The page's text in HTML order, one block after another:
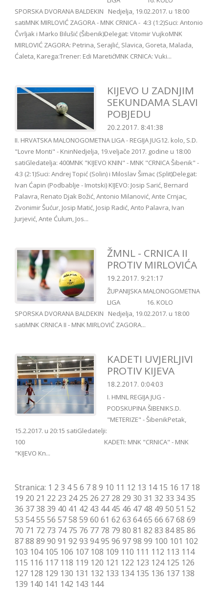
SPORSKA DVORANA BALDEKIN Nedjelja, 19.02.2017. u 18:00
satiMNK MIRLOVIĆ ZAGORA - MNK CRNICA - 4:3 (1:2)Suci: Antonio
Čvrljak i Marko Bilušić (Šibenik)Delegat: Vitomir VujkoMNK
MIRLOVIĆ ZAGORA: Petrina, Serajlić, Slavica, Goreta, Malada,
Ćaleta, Karega:Trener: Edi MaretićMNK CRNICA: Vuki...
KIJEVO U ZADNJIM
SEKUNDAMA SLAVI
POBJEDU
20.2.2017. 8:41:38
II. HRVATSKA MALONOGOMETNA LIGA - REGIJA JUG12. kolo, S.D.
"Lovre Monti" - KninNedjelja, 19.veljače 2017. godine u 18:00
satiGledatelja: 400MNK "KIJEVO KNIN" - MNK "CRNICA Šibenik" -
4:3 (2:1)Suci: Andrej Topić (Solin) i Miloslav Šimac (Split)Delegat:
Ivan Ćapin (Podbablje - Imotski) KIJEVO: Josip Sarić, Bernard
Palavra, Renato Djak Božić, Antonio Milanović, Ante Crnjac,
Zvonimir Šućur, Josip Matić, Josip Radić, Anto Palavra, Ivan
Jurjević, Ante Ćulum, Jos...
ŽMNL - CRNICA II
PROTIV MIRLOVIĆA
19.2.2017. 9:21:17
ŽUPANIJSKA MALONOGOMETNA
LIGA 16. KOLO
SPORSKA DVORANA BALDEKIN Nedjelja, 19.02.2017. u 18:00
satiMNK CRNICA II - MNK MIRLOVIĆ ZAGORA...
KADETI UVJERLJIVI
PROTIV KIJEVA
18.2.2017. 0:04:03
I. HMNL REGIJA JUG -
PODSKUPINA ŠIBENIKS.D.
"METERIZE" - ŠibenikPetak,
15.2.2017. u 20:15 satiGledatelji:
100 KADETI: MNK "CRNICA" - MNK
"KIJEVO Kn...
Stranica: 1 2 3 45 6 78 9 10 11 12 13 14 15 16 17 18
19 20 21 22 23 24 25 26 27 28 29 30 31 32 33 3435
36 3738 39 40 41 42 43 44 45 46 47 48 49 50 51 52
53 5455 56 5758 59 60 61 62 63 6465 66 6768 69
70 71 72 73 74 75 76 77 78 79 80 81 82 83 8485 86
8788 89 90 91 92 93 9495 96 9798 99 100 101 102
103 104 105 106 107 108 109 110 111 112 113 114
115 116 117 118 119 120 121 122 123 124 125 126
127 128 129 130 131 132 133 134 135 136 137 138
139 140 141 142 143 144